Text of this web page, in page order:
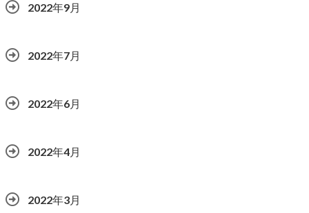
2022年9月
2022年7月
2022年6月
2022年4月
2022年3月